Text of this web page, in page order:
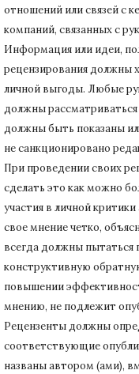
отношений или связей с
компаний, связанных с
Информация или идеи,
рецензирования должны
личной выгоды. Любые
должны
должны быть показаны
не санкционировано
При проведении своих
сделать это как можно
участия в личной критики
свое мнение четко,
всегда должны
конструктивную
повышении
мнению, не подлежит
Рецензенты должны
соответствующие
названы автором (ами),